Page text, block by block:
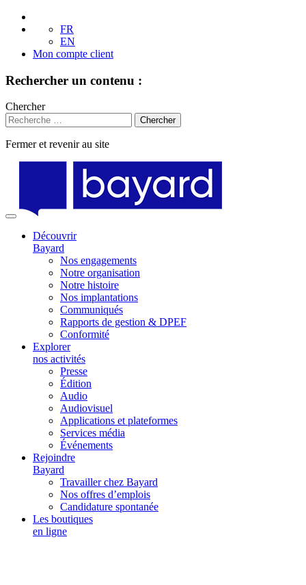
FR
EN
Mon compte client
Rechercher un contenu :
Chercher
Fermer et revenir au site
Découvrir
Bayard
Nos engagements
Notre organisation
Notre histoire
Nos implantations
Communiqués
Rapports de gestion & DPEF
Conformité
Explorer
nos activités
Presse
Édition
Audio
Audiovisuel
Applications et plateformes
Services média
Événements
Rejoindre
Bayard
Travailler chez Bayard
Nos offres d’emplois
Candidature spontanée
Les boutiques
en ligne